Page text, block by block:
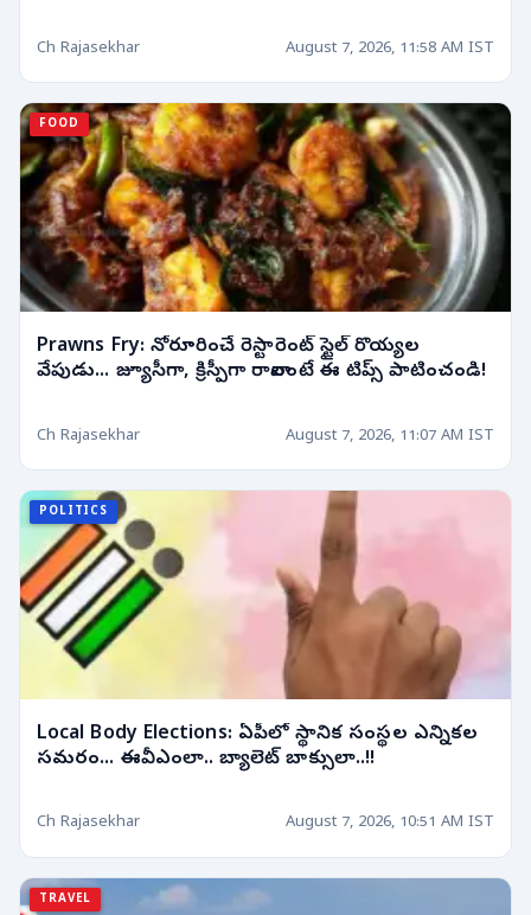
Ch Rajasekhar August 7, 2026, 11:58 AM IST
FOOD
Prawns Fry: నోరూరించే రెస్టారెంట్ స్టైల్ రొయ్యల
వేపుడు... జ్యూసీగా, క్రిస్పీగా రావాలంటే ఈ టిప్స్ పాటించండి!
Ch Rajasekhar August 7, 2026, 11:07 AM IST
POLITICS
Local Body Elections: ఏపీలో స్థానిక సంస్థల ఎన్నికల
సమరం... ఈవీఎంలా.. బ్యాలెట్ బాక్సులా..!!
Ch Rajasekhar August 7, 2026, 10:51 AM IST
TRAVEL